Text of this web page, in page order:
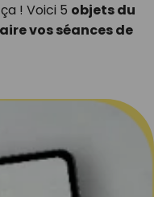
! Voici 5 objets du
vos séances de